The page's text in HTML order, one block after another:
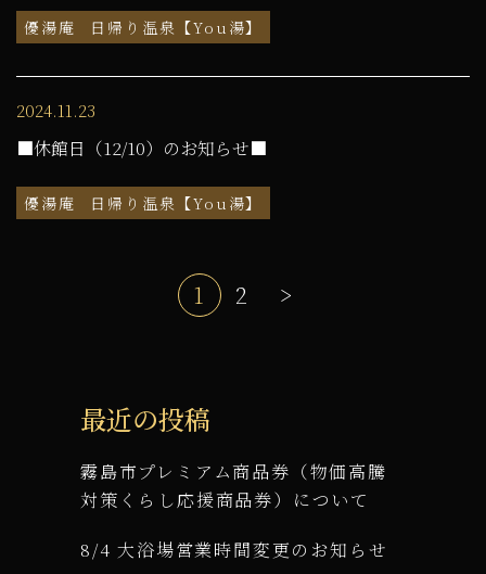
優湯庵 日帰り温泉【You湯】
2024.11.23
■休館日（12/10）のお知らせ■
優湯庵 日帰り温泉【You湯】
1 2 >
最近の投稿
霧島市プレミアム商品券（物価高騰
対策くらし応援商品券）について
8/4 大浴場営業時間変更のお知らせ